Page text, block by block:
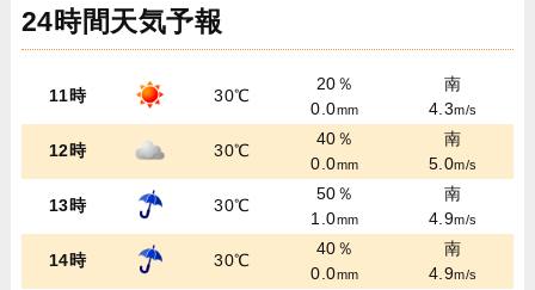
24時間天気予報
11時 30℃
20％
0.0mm
南
4.3m/s
12時 30℃
40％
0.0mm
南
5.0m/s
13時 30℃
50％
1.0mm
南
4.9m/s
14時 30℃
40％
0.0mm
南
4.9m/s